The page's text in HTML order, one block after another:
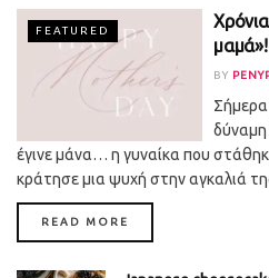
FEATURED
μαμά»!
BY
Σήμερα
δύναμη
έγινε μάνα… η γυναίκα που
κράτησε μια ψυχή στην αγκαλιά
READ MORE